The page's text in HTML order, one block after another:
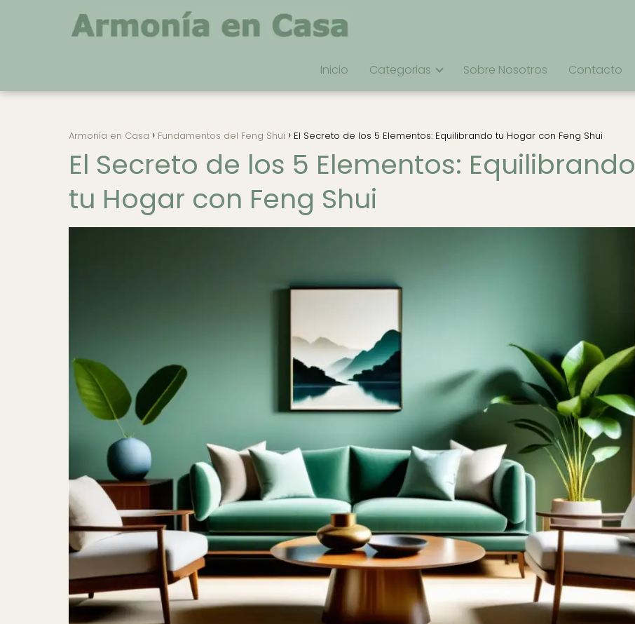
Inicio Categorias Sobre Nosotros Contacto
Armonía en Casa Fundamentos del Feng Shui El Secreto de los 5 Elementos: Equilibrando tu Hogar con Feng Shui
El Secreto de los 5 Elementos: Equilibrando
tu Hogar con Feng Shui